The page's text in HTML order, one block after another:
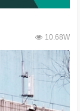
10.68W